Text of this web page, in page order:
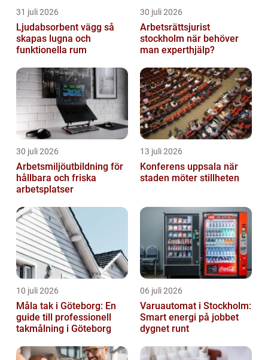
31 juli 2026
Ljudabsorbent vägg så
skapas lugna och
funktionella rum
30 juli 2026
Arbetsrättsjurist
stockholm när behöver
man experthjälp?
30 juli 2026
Arbetsmiljöutbildning för
hållbara och friska
arbetsplatser
13 juli 2026
Konferens uppsala när
staden möter stillheten
10 juli 2026
Måla tak i Göteborg: En
guide till professionell
takmålning i Göteborg
06 juli 2026
Varuautomat i Stockholm:
Smart energi på jobbet
dygnet runt